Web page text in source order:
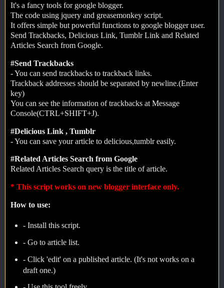
It's a fancy tools for google blogger.
The code using jquery and greasemonkey script.
It offers simple but powerful functions to google blogger user.
Send Trackbacks, Delicious Link, Tumblr Link and Related
Articles Search from Google.
#Send Trackbacks
- You can send trackbacks to trackback links.
Trackback addresses should be separated by newline.(Enter
key)
You can see the information of trackbacks at Message
Console(CTRL+SHIFT+J).
#Delicious Link , Tumblr
- You can save your article to delicious,tumblr easily.
#Related Articles Search from Google
Related Articles Search query is the title of article.
* This script works on new blogger interface only.
How to use:
- Install this script.
- Go to article list.
- Click 'edit' on a published article. (It's not works on a
draft one.)